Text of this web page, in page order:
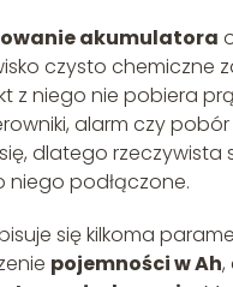
akumulatora
czysto
niego nie pobiera
alarm czy
dlatego rzeczywista
podłączone.
się kilkoma
pojemności w Ah,